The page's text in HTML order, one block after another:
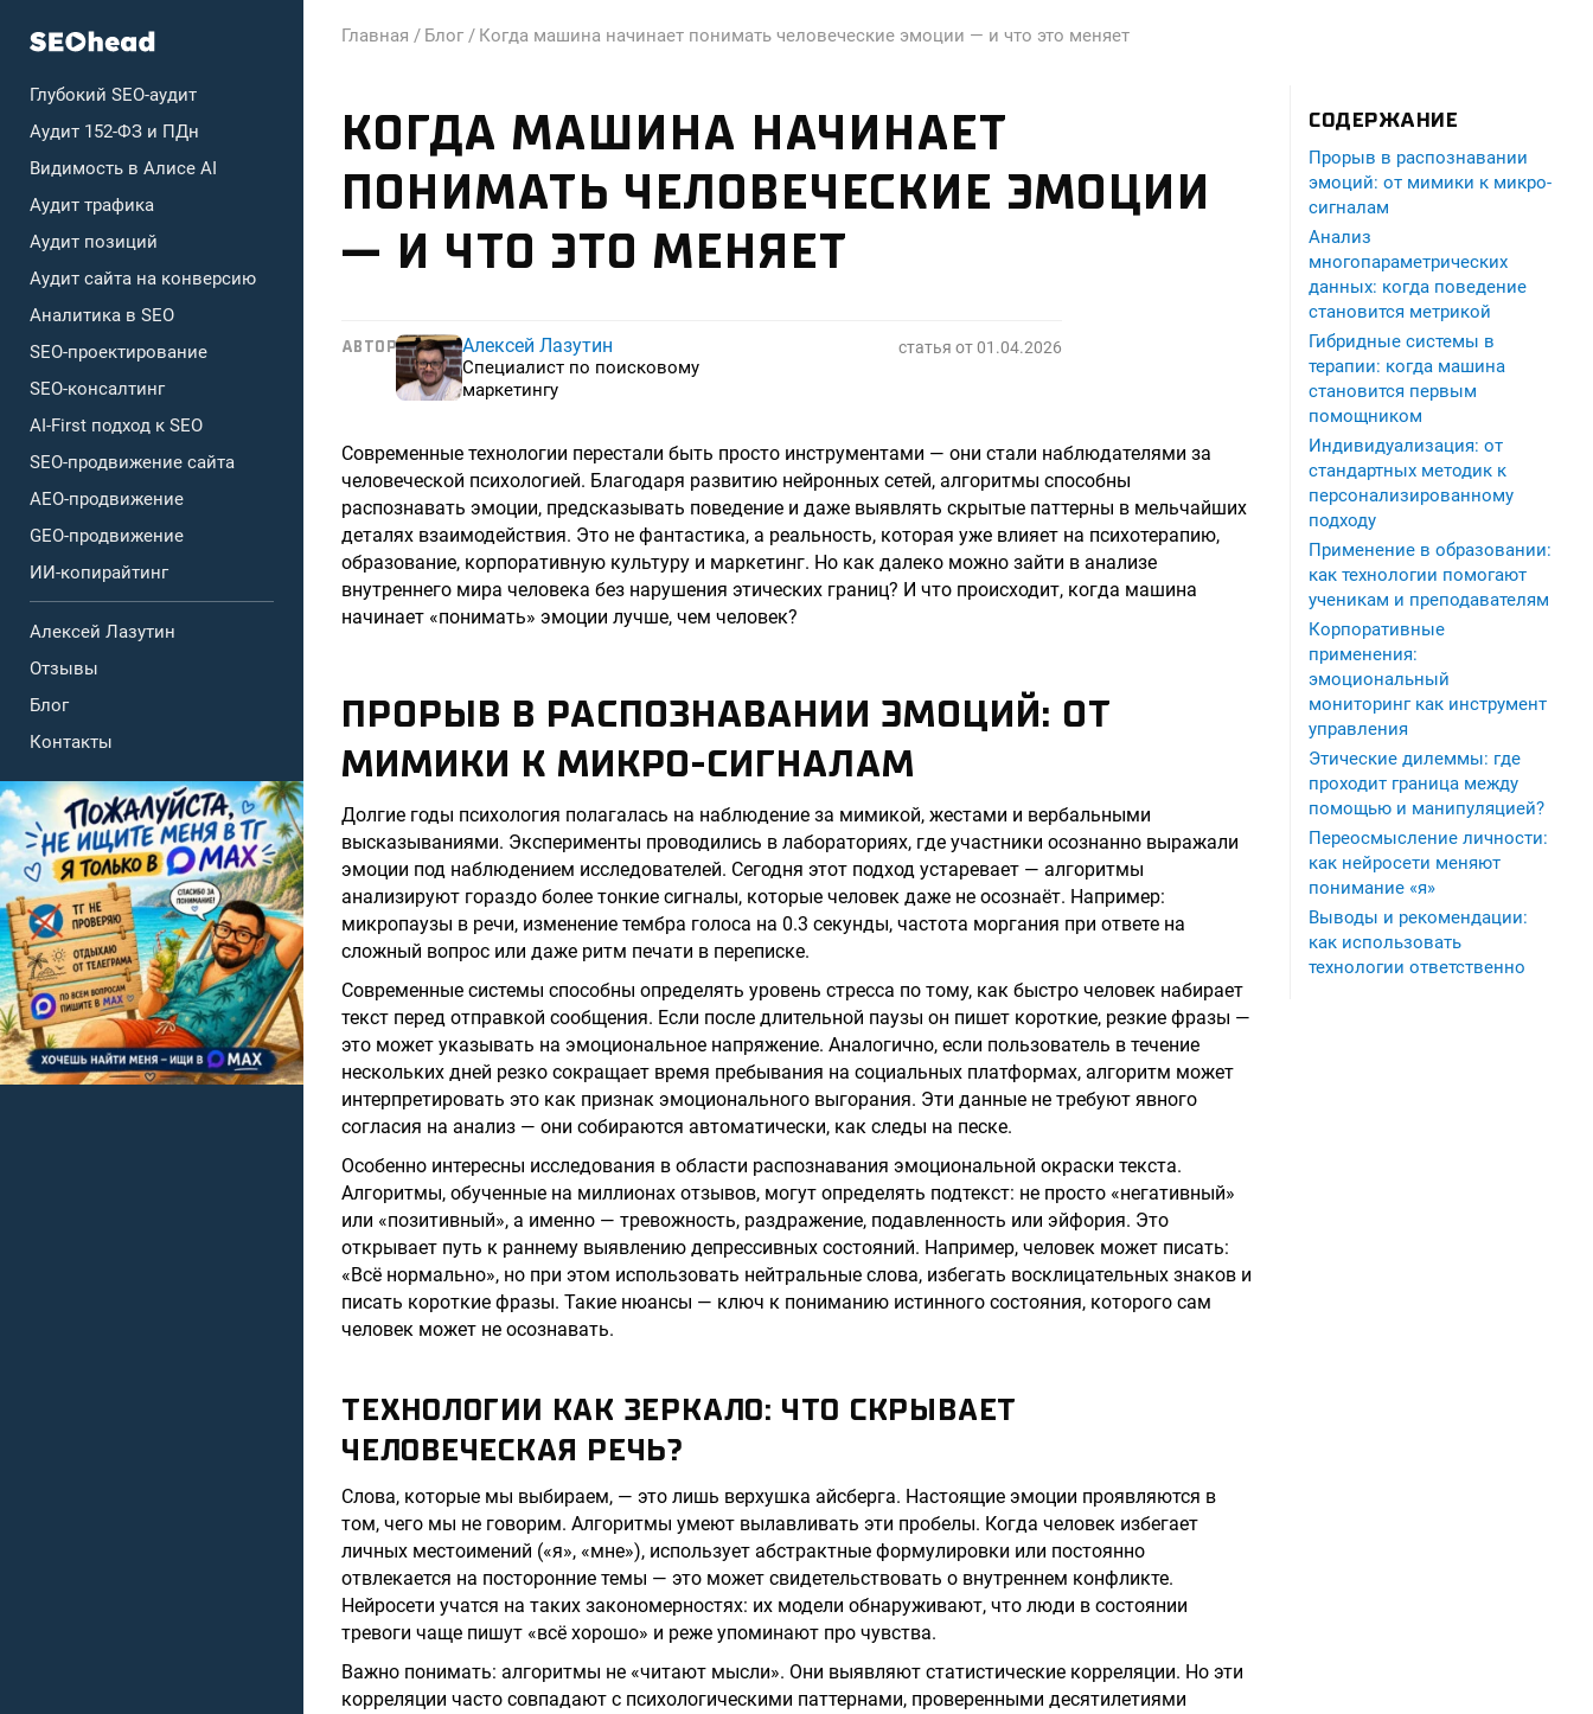
Глубокий SEO-аудит
Аудит 152-ФЗ и ПДн
Видимость в Алисе AI
Аудит трафика
Аудит позиций
Аудит сайта на конверсию
Аналитика в SEO
SEO-проектирование
SEO-консалтинг
AI-First подход к SEO
SEO-продвижение сайта
AEO-продвижение
GEO-продвижение
ИИ-копирайтинг
Алексей Лазутин
Отзывы
Блог
Контакты
Главная / Блог / Когда машина начинает понимать человеческие эмоции — и что это меняет
КОГДА МАШИНА НАЧИНАЕТ
ПОНИМАТЬ ЧЕЛОВЕЧЕСКИЕ ЭМОЦИИ
— И ЧТО ЭТО МЕНЯЕТ
АВТОР статья от01.04.2026
Алексей Лазутин
Специалист по поисковому
маркетингу
Современные технологии перестали быть просто инструментами — они стали наблюдателями за
человеческой психологией. Благодаря развитию нейронных сетей, алгоритмы способны
распознавать эмоции, предсказывать поведение и даже выявлять скрытые паттерны в мельчайших
деталях взаимодействия. Это не фантастика, а реальность, которая уже влияет на психотерапию,
образование, корпоративную культуру и маркетинг. Но как далеко можно зайти в анализе
внутреннего мира человека без нарушения этических границ? И что происходит, когда машина
начинает «понимать» эмоции лучше, чем человек?
ПРОРЫВ В РАСПОЗНАВАНИИ ЭМОЦИЙ: ОТ
МИМИКИ К МИКРО-СИГНАЛАМ
Долгие годы психология полагалась на наблюдение за мимикой, жестами и вербальными
высказываниями. Эксперименты проводились в лабораториях, где участники осознанно выражали
эмоции под наблюдением исследователей. Сегодня этот подход устаревает — алгоритмы
анализируют гораздо более тонкие сигналы, которые человек даже не осознаёт. Например:
микропаузы в речи, изменение тембра голоса на 0.3 секунды, частота моргания при ответе на
сложный вопрос или даже ритм печати в переписке.
Современные системы способны определять уровень стресса по тому, как быстро человек набирает
текст перед отправкой сообщения. Если после длительной паузы он пишет короткие, резкие фразы —
это может указывать на эмоциональное напряжение. Аналогично, если пользователь в течение
нескольких дней резко сокращает время пребывания на социальных платформах, алгоритм может
интерпретировать это как признак эмоционального выгорания. Эти данные не требуют явного
согласия на анализ — они собираются автоматически, как следы на песке.
Особенно интересны исследования в области распознавания эмоциональной окраски текста.
Алгоритмы, обученные на миллионах отзывов, могут определять подтекст: не просто «негативный»
или «позитивный», а именно — тревожность, раздражение, подавленность или эйфория. Это
открывает путь к раннему выявлению депрессивных состояний. Например, человек может писать:
«Всё нормально», но при этом использовать нейтральные слова, избегать восклицательных знаков и
писать короткие фразы. Такие нюансы — ключ к пониманию истинного состояния, которого сам
человек может не осознавать.
ТЕХНОЛОГИИ КАК ЗЕРКАЛО: ЧТО СКРЫВАЕТ
ЧЕЛОВЕЧЕСКАЯ РЕЧЬ?
Слова, которые мы выбираем, — это лишь верхушка айсберга. Настоящие эмоции проявляются в
том, чего мы не говорим. Алгоритмы умеют вылавливать эти пробелы. Когда человек избегает
личных местоимений («я», «мне»), использует абстрактные формулировки или постоянно
отвлекается на посторонние темы — это может свидетельствовать о внутреннем конфликте.
Нейросети учатся на таких закономерностях: их модели обнаруживают, что люди в состоянии
тревоги чаще пишут «всё хорошо» и реже упоминают про чувства.
Важно понимать: алгоритмы не «читают мысли». Они выявляют статистические корреляции. Но эти
корреляции часто совпадают с психологическими паттернами, проверенными десятилетиями
СОДЕРЖАНИЕ
Прорыв в распознавании
эмоций: от мимики к микро-
сигналам
Анализ
многопараметрических
данных: когда поведение
становится метрикой
Гибридные системы в
терапии: когда машина
становится первым
помощником
Индивидуализация: от
стандартных методик к
персонализированному
подходу
Применение в образовании:
как технологии помогают
ученикам и преподавателям
Корпоративные
применения:
эмоциональный
мониторинг как инструмент
управления
Этические дилеммы: где
проходит граница между
помощью и манипуляцией?
Переосмысление личности:
как нейросети меняют
понимание «я»
Выводы и рекомендации:
как использовать
технологии ответственно